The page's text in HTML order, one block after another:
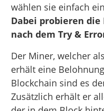
wählen sie einfach
Dabei probieren
nach dem Try &
Der Miner, welcher
erhält eine
Blockchain sind es
Zusätzlich erhält er